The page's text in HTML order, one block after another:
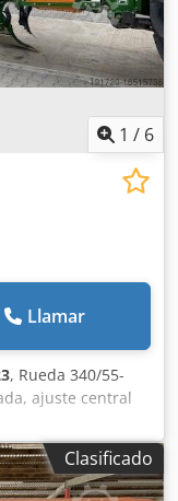
1 / 6
Llamar
, Rueda 340/55-
ajuste central
STU 40, reja
500 dentado, 1
/ Dodpet
Clasificado